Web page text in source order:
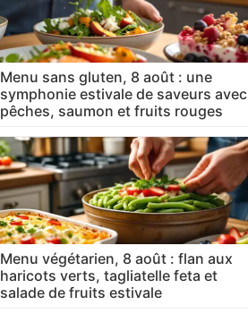
Menu sans gluten, 8 août : une
symphonie estivale de saveurs avec
pêches, saumon et fruits rouges
Menu végétarien, 8 août : flan aux
haricots verts, tagliatelle feta et
salade de fruits estivale